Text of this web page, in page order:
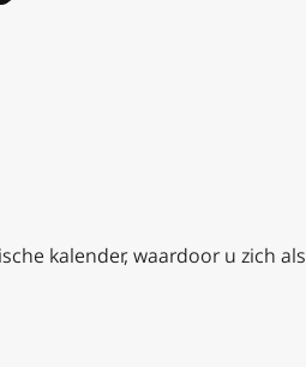
kalender, waardoor u zich als